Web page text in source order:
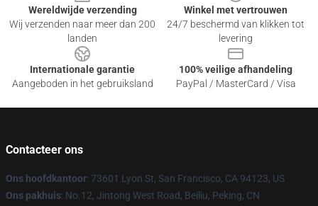
Wereldwijde verzending
Wij verzenden naar meer dan 200
landen
Winkel met vertrouwen
24/7 beschermd van klikken tot
levering
Internationale garantie
Aangeboden in het gebruiksland
100% veilige afhandeling
PayPal / MasterCard / Visa
Contacteer ons
Ons hoofdkantoor: 73601 Lyon St, San Francisco, CA 94123, US
Ons pakhuis: No.12, Jintong West Road, Beiliu, Peking, CN